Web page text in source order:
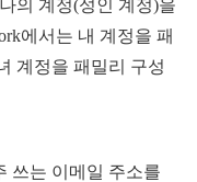
의 계정(성인 계정)을
에서는 내 계정을 패
계정을 패밀리 구성
쓰는 이메일 주소를